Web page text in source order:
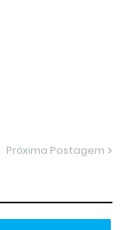
Próxima Postagem